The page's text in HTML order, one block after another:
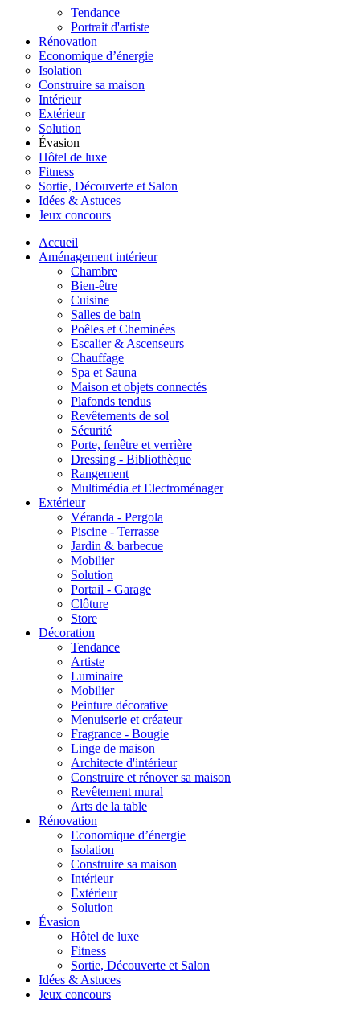
Tendance
Portrait d'artiste
Rénovation
Economique d’énergie
Isolation
Construire sa maison
Intérieur
Extérieur
Solution
Évasion
Hôtel de luxe
Fitness
Sortie, Découverte et Salon
Idées & Astuces
Jeux concours
Accueil
Aménagement intérieur
Chambre
Bien-être
Cuisine
Salles de bain
Poêles et Cheminées
Escalier & Ascenseurs
Chauffage
Spa et Sauna
Maison et objets connectés
Plafonds tendus
Revêtements de sol
Sécurité
Porte, fenêtre et verrière
Dressing - Bibliothèque
Rangement
Multimédia et Electroménager
Extérieur
Véranda - Pergola
Piscine - Terrasse
Jardin & barbecue
Mobilier
Solution
Portail - Garage
Clôture
Store
Décoration
Tendance
Artiste
Luminaire
Mobilier
Peinture décorative
Menuiserie et créateur
Fragrance - Bougie
Linge de maison
Architecte d'intérieur
Construire et rénover sa maison
Revêtement mural
Arts de la table
Rénovation
Economique d’énergie
Isolation
Construire sa maison
Intérieur
Extérieur
Solution
Évasion
Hôtel de luxe
Fitness
Sortie, Découverte et Salon
Idées & Astuces
Jeux concours